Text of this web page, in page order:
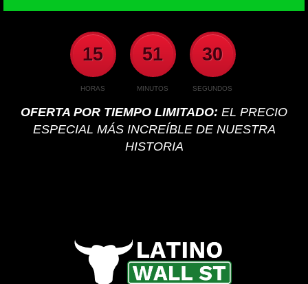
15
HORAS
51
MINUTOS
30
SEGUNDOS
OFERTA POR TIEMPO LIMITADO: EL PRECIO
ESPECIAL MÁS INCREÍBLE DE NUESTRA
HISTORIA